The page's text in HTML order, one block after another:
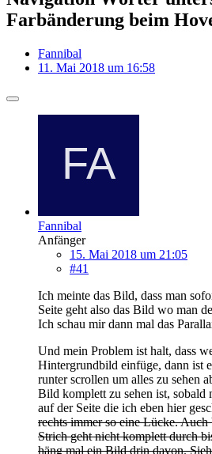
Farbänderung beim
Fannibal
11. Mai 2018 um 16:58
Fannibal
Anfänger
15. Mai 2018 um 21:05
#41
Ich meinte das Bild, dass man
Seite geht also das Bild wo man
Ich schau mir dann mal das
Und mein Problem ist halt, dass
Hintergrundbild einfüge, dann ist
runter scrollen um alles zu sehen
Bild komplett zu sehen ist, sobald
auf der Seite die ich eben hier
rechts immer so eine Lücke.
Strich geht nicht komplett durch
häng mal ein Bild drin davon.